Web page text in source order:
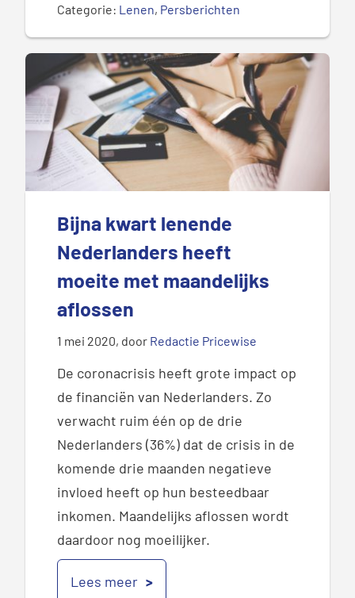
Categorie: Lenen, Persberichten
Bijna kwart lenende
Nederlanders heeft
moeite met maandelijks
aflossen
1 mei 2020, door Redactie Pricewise
De coronacrisis heeft grote impact op
de financiën van Nederlanders. Zo
verwacht ruim één op de drie
Nederlanders (36%) dat de crisis in de
komende drie maanden negatieve
invloed heeft op hun besteedbaar
inkomen. Maandelijks aflossen wordt
daardoor nog moeilijker.
Lees meer